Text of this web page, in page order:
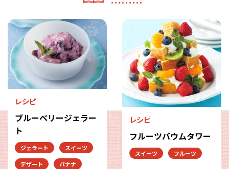
レシピ
ブルーベリージェラー
ト
ジェラート
スイーツ
デザート
バナナ
レシピ
フルーツバウムタワー
スイーツ フルーツ